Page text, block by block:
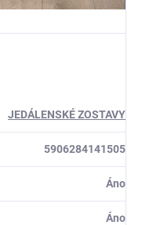
JEDÁLENSKÉ ZOSTAVY
5906284141505
Áno
Áno